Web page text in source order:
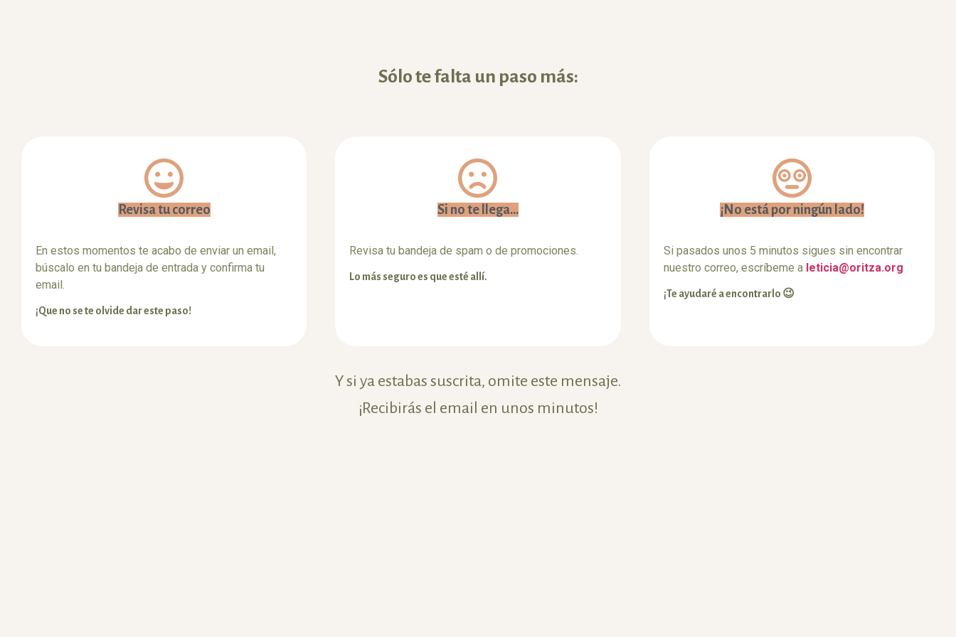
Sólo te falta un paso más:
Revisa tu correo
En estos momentos te acabo de enviar un email,
búscalo en tu bandeja de entrada y confirma tu
email.
¡Que no se te olvide dar este paso!
Si no te llega...
Revisa tu bandeja de spam o de promociones.
Lo más seguro es que esté allí.
¡No está por ningún lado!
Si pasados unos 5 minutos sigues sin encontrar
nuestro correo, escríbeme a leticia@oritza.org
¡Te ayudaré a encontrarlo 😉
Y si ya estabas suscrita, omite este mensaje.
¡Recibirás el email en unos minutos!